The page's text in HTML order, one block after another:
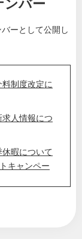
ーとして公開し
制度改定に
人情報につ
暇について
キャンペー